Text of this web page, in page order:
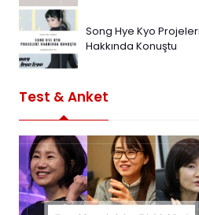
Song Hye Kyo Projeleri
Hakkında Konuştu
Test & Anket